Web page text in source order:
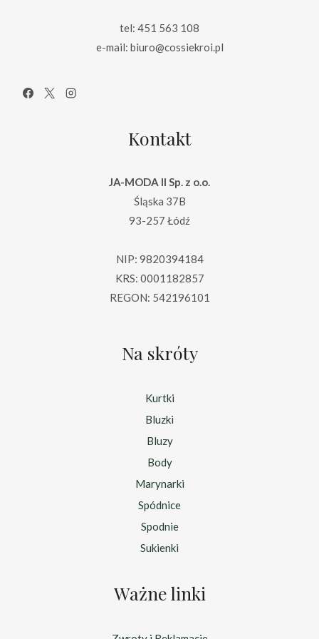
tel: 451 563 108
e-mail: biuro@cossiekroi.pl
Kontakt
JA-MODA II Sp. z o.o.
Śląska 37B
93-257 Łódź
NIP: 9820394184
KRS: 0001182857
REGON: 542196101
Na skróty
Kurtki
Bluzki
Bluzy
Body
Marynarki
Spódnice
Spodnie
Sukienki
Ważne linki